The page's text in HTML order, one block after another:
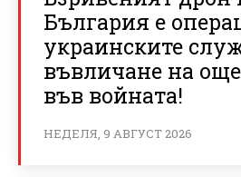
България е
украинските
въвличане на
във войната!
НЕДЕЛЯ, 9 АВГУСТ 2026